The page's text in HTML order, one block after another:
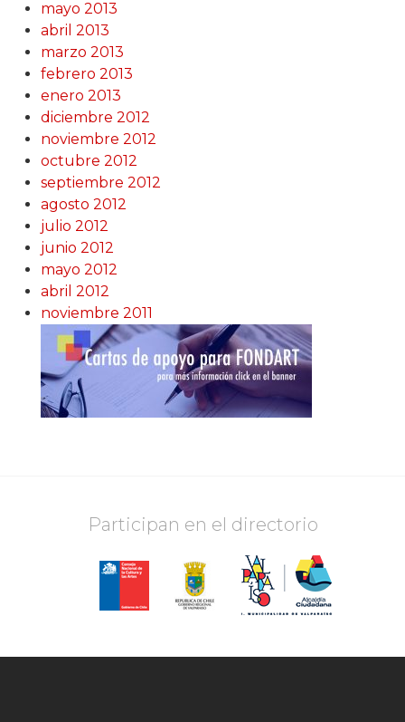
mayo 2013
abril 2013
marzo 2013
febrero 2013
enero 2013
diciembre 2012
noviembre 2012
octubre 2012
septiembre 2012
agosto 2012
julio 2012
junio 2012
mayo 2012
abril 2012
noviembre 2011
Participan en el directorio